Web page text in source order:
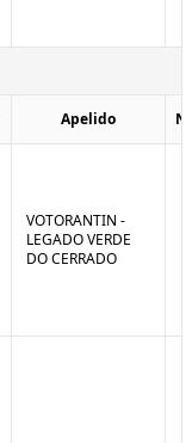
Apelido
VOTORANTIN -
LEGADO VERDE
DO CERRADO